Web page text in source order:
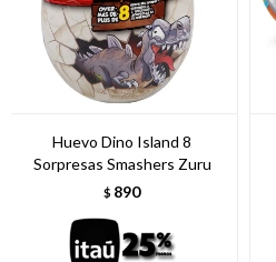
Huevo Dino Island 8
Sorpresas Smashers Zuru
$ 890